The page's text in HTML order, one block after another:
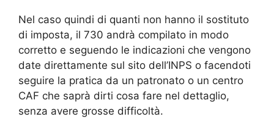
Nel caso quindi di quanti non hanno il sostituto
di imposta, il 730 andrà compilato in modo
corretto e seguendo le indicazioni che vengono
date direttamente sul sito dell’INPS o facendoti
seguire la pratica da un patronato o un centro
CAF che saprà dirti cosa fare nel dettaglio,
senza avere grosse difficoltà.